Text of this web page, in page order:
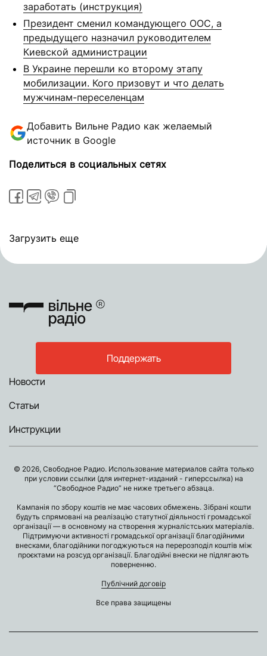
заработать (инструкция)
Президент сменил командующего ООС, а
предыдущего назначил руководителем
Киевской администрации
В Украине перешли ко второму этапу
мобилизации. Кого призовут и что делать
мужчинам-переселенцам
Добавить Вильне Радио как желаемый
источник в Google
Поделиться в социальных сетях
Загрузить еще
Поддержать
Новости
Статьи
Инструкции
© 2026, Свободное Радио. Использование материалов сайта только
при условии ссылки (для интернет-изданий - гиперссылка) на
“Свободное Радио” не ниже третьего абзаца.
Кампанія по збору коштів не має часових обмежень. Зібрані кошти
будуть спрямовані на реалізацію статутної діяльності громадської
організації — в основному на створення журналістських матеріалів.
Підтримуючи активності громадської організації благодійними
внесками, благодійники погоджуються на перерозподіл коштів між
проєктами на розсуд організації. Благодійні внески не підлягають
поверненню.
Публічний договір
Все права защищены